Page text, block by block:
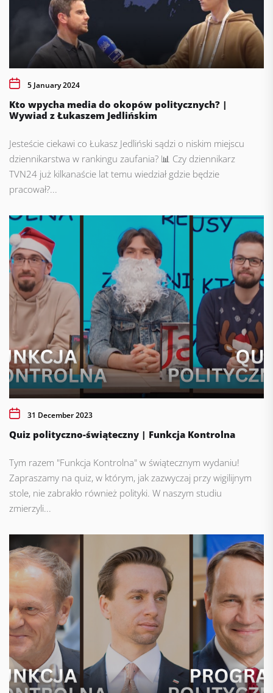
5 January 2024
Kto wpycha media do okopów politycznych? |
Wywiad z Łukaszem Jedlińskim
Jesteście ciekawi co Łukasz Jedliński sądzi o niskim miejscu
dziennikarstwa w rankingu zaufania? 📊 Czy dziennikarz
TVN24 już kilkanaście lat temu wiedział gdzie będzie
pracował?...
31 December 2023
Quiz polityczno-świąteczny | Funkcja Kontrolna
Tym razem "Funkcja Kontrolna" w świątecznym wydaniu!
Zapraszamy na quiz, w którym, jak zazwyczaj przy wigilijnym
stole, nie zabrakło również polityki. W naszym studiu
zmierzyli...